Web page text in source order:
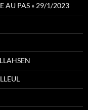
AU PAS » 29/1/2023